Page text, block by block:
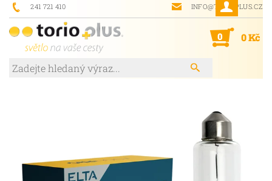
241 721 410 INFO@TORIOPLUS.CZ
0 0 Kč